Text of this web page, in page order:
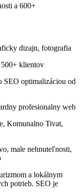
a 600+
dizajn, fotografia
klientov
SEO optimalizáciou od
profesionalny web
Komunalno Tivat,
male nehnuteľnosti,
a lokálnym
potrieb. SEO je